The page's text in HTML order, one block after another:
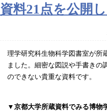
資料21点を公開
理学研究科生物科学図書室が所
ました。細密な図説や手書きの
のできない貴重な資料です。
▼京都大学所蔵資料でみる博物